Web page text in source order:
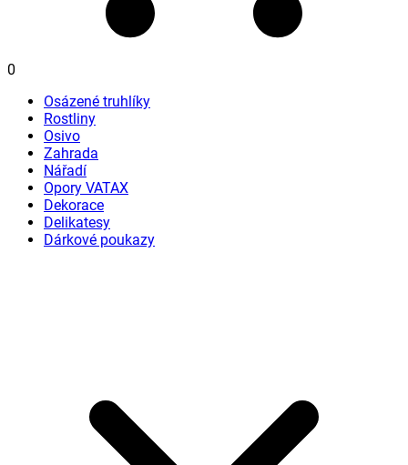
0
Osázené truhlíky
Rostliny
Osivo
Zahrada
Nářadí
Opory VATAX
Dekorace
Delikatesy
Dárkové poukazy